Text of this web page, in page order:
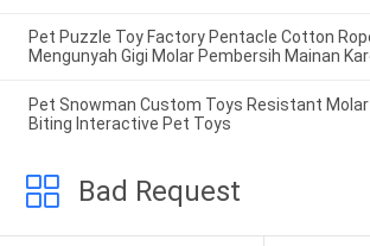
Pet Puzzle Toy Factory Pentacle Cotton
Mengunyah Gigi Molar Pembersih Mainan
Pet Snowman Custom Toys Resistant
Biting Interactive Pet Toys
Bad Request